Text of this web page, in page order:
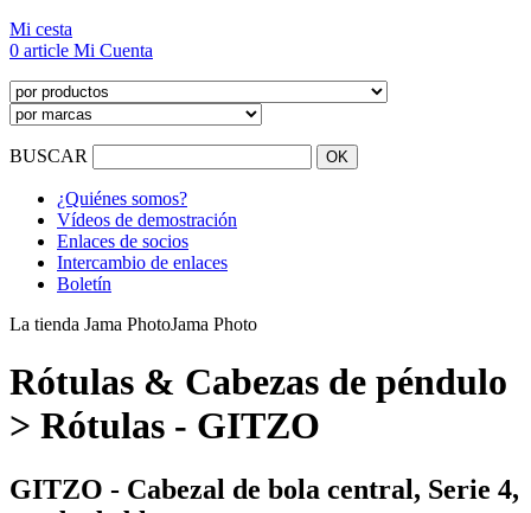
Mi cesta
0 article Mi Cuenta
BUSCAR
¿Quiénes somos?
Vídeos de demostración
Enlaces de socios
Intercambio de enlaces
Boletín
La tienda Jama PhotoJama Photo
Rótulas & Cabezas de péndulo
> Rótulas - GITZO
GITZO - Cabezal de bola central, Serie 4,